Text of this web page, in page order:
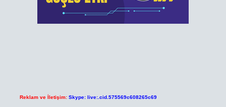
Reklam ve İletişim: Skype: live:.cid.575569c608265c69